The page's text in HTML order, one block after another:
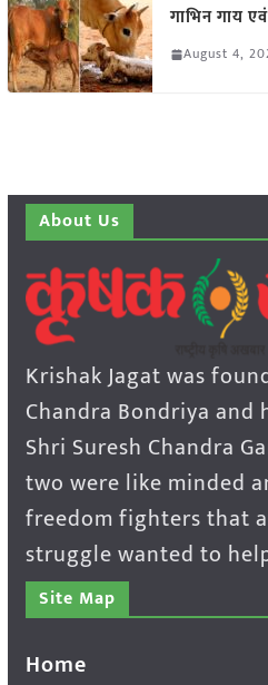
गाभिन गाय
August 4,
About Us
Krishak Jagat was
Chandra Bondriya
Shri Suresh Chandra
two were like minded
freedom fighters that
struggle wanted to
Site Map
Home